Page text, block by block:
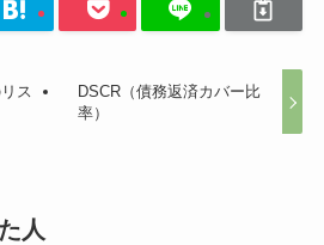
ス
DSCR（債務返済カバー比
率）
人